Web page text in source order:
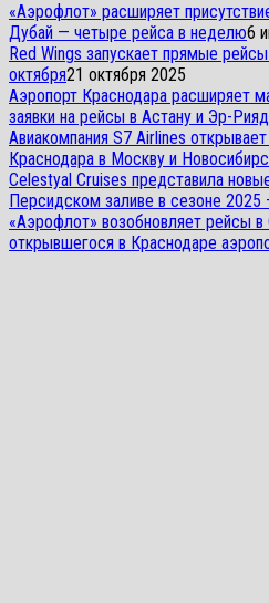
«Аэрофлот» расширяет
Дубай — четыре рейса в неделю6
Red Wings запускает прямые
октября21 октября 2025
Аэропорт Краснодара расширяет
заявки на рейсы в Астану и Эр-Рияд
Авиакомпания S7 Airlines
Краснодара в Москву и
Celestyal Cruises представила
Персидском заливе в сезоне 2025
«Аэрофлот» возобновляет рейсы в
открывшегося в Краснодаре